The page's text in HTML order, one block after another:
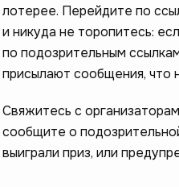
лотерее. Перейдите по
и никуда не торопитесь:
по подозрительным
присылают сообщения, что
Свяжитесь с
сообщите о
выиграли приз, или